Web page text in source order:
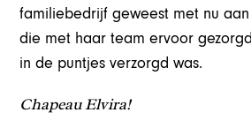
familiebedrijf geweest met nu
die met haar team ervoor
in de puntjes verzorgd was.
Chapeau Elvira!